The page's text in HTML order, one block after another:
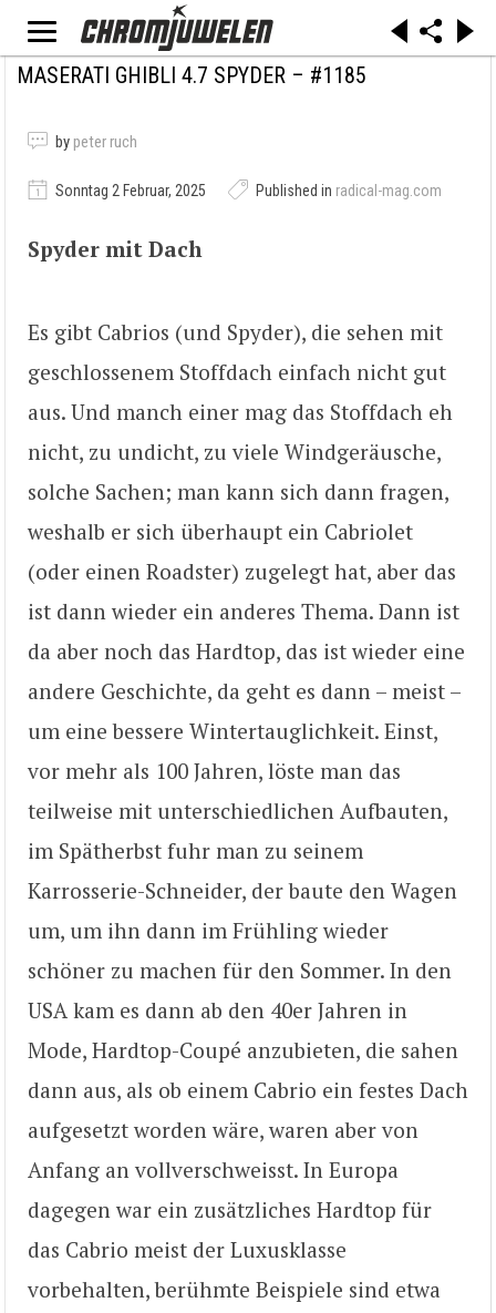
MASERATI GHIBLI 4.7 SPYDER – #1185
by peter ruch
Sonntag 2 Februar, 2025 Published in radical-mag.com
Spyder mit Dach
Es gibt Cabrios (und Spyder), die sehen mit
geschlossenem Stoffdach einfach nicht gut
aus. Und manch einer mag das Stoffdach eh
nicht, zu undicht, zu viele Windgeräusche,
solche Sachen; man kann sich dann fragen,
weshalb er sich überhaupt ein Cabriolet
(oder einen Roadster) zugelegt hat, aber das
ist dann wieder ein anderes Thema. Dann ist
da aber noch das Hardtop, das ist wieder eine
andere Geschichte, da geht es dann – meist –
um eine bessere Wintertauglichkeit. Einst,
vor mehr als 100 Jahren, löste man das
teilweise mit unterschiedlichen Aufbauten,
im Spätherbst fuhr man zu seinem
Karrosserie-Schneider, der baute den Wagen
um, um ihn dann im Frühling wieder
schöner zu machen für den Sommer. In den
USA kam es dann ab den 40er Jahren in
Mode, Hardtop-Coupé anzubieten, die sahen
dann aus, als ob einem Cabrio ein festes Dach
aufgesetzt worden wäre, waren aber von
Anfang an vollverschweisst. In Europa
dagegen war ein zusätzliches Hardtop für
das Cabrio meist der Luxusklasse
vorbehalten, berühmte Beispiele sind etwa